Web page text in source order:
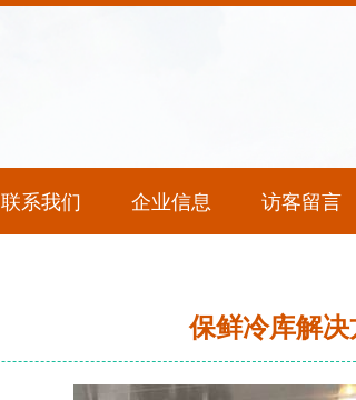
联系我们 企业信息 访客留言
保鲜冷库解决